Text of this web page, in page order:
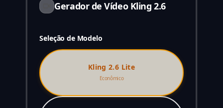
Gerador de Vídeo Kling 2.6
Seleção de Modelo
Kling 2.6 Lite
Econômico